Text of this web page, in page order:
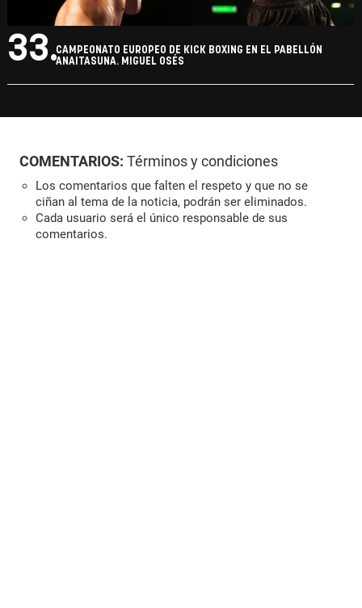
33.CAMPEONATO EUROPEO DE KICK BOXING EN EL PABELLÓN
ANAITASUNA. MIGUEL OSÉS
COMENTARIOS: Términos y condiciones
Los comentarios que falten el respeto y que no se
ciñan al tema de la noticia, podrán ser eliminados.
Cada usuario será el único responsable de sus
comentarios.